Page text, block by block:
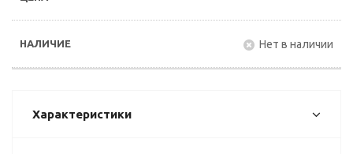
Нет в наличии
Характеристики